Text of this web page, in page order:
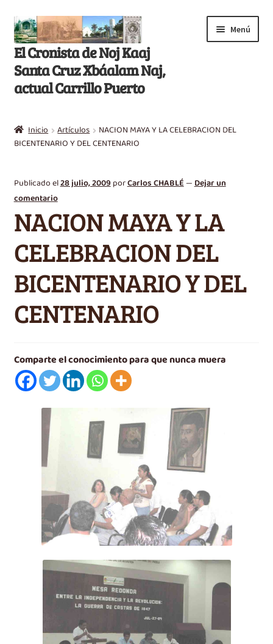
Saltar
a
navegación
Ir
al
contenido
El Cronista de Noj Kaaj
Santa Cruz Xbáalam Naj,
actual Carrillo Puerto
Menú
Libros
e
n
Artículos
Efemérides
Videos
Carrito
Inicio Artículos
NACION MAYA Y LA CELEBRACION DEL
BICENTENARIO Y DEL CENTENARIO
Publicado el28 julio, 2009porCarlos CHABLÉ—Dejar un
comentario
NACION MAYA Y LA
CELEBRACION DEL
BICENTENARIO Y DEL
CENTENARIO
Comparte el conocimiento para que nunca muera